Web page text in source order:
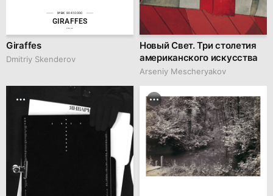
№BK 80410000
GIRAFFES
kit-kot.com
Giraffes
Dmitriy Skenderov
Новый Свет. Три столетия
американского искусства
Arseniy Mescheryakov